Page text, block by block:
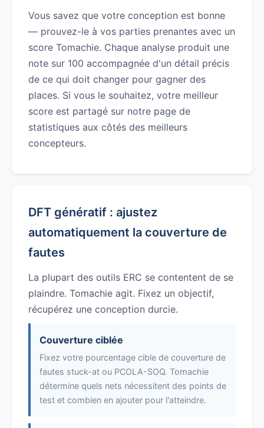
Vous savez que votre conception est bonne
— prouvez-le à vos parties prenantes avec un
score Tomachie. Chaque analyse produit une
note sur 100 accompagnée d'un détail précis
de ce qui doit changer pour gagner des
places. Si vous le souhaitez, votre meilleur
score est partagé sur notre page de
statistiques aux côtés des meilleurs
concepteurs.
DFT génératif : ajustez
automatiquement la couverture de
fautes
La plupart des outils ERC se contentent de se
plaindre. Tomachie agit. Fixez un objectif,
récupérez une conception durcie.
Couverture ciblée
Fixez votre pourcentage cible de couverture de
fautes stuck-at ou PCOLA-SOQ. Tomachie
détermine quels nets nécessitent des points de
test et combien en ajouter pour l'atteindre.